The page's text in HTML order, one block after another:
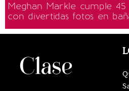
Meghan Markle cumple
con divertidas fotos en